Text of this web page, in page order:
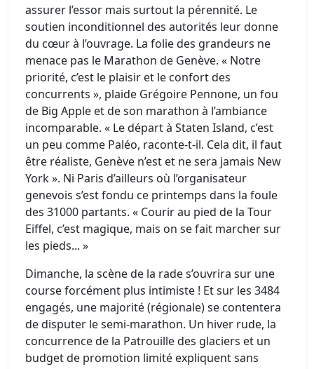
assurer l’essor mais surtout la pérennité. Le
soutien inconditionnel des autorités leur donne
du cœur à l’ouvrage. La folie des grandeurs ne
menace pas le Marathon de Genève. « Notre
priorité, c’est le plaisir et le confort des
concurrents », plaide Grégoire Pennone, un fou
de Big Apple et de son marathon à l’ambiance
incomparable. « Le départ à Staten Island, c’est
un peu comme Paléo, raconte-t-il. Cela dit, il faut
être réaliste, Genève n’est et ne sera jamais New
York ». Ni Paris d’ailleurs où l’organisateur
genevois s’est fondu ce printemps dans la foule
des 31000 partants. « Courir au pied de la Tour
Eiffel, c’est magique, mais on se fait marcher sur
les pieds... »
Dimanche, la scène de la rade s’ouvrira sur une
course forcément plus intimiste ! Et sur les 3484
engagés, une majorité (régionale) se contentera
de disputer le semi-marathon. Un hiver rude, la
concurrence de la Patrouille des glaciers et un
budget de promotion limité expliquent sans